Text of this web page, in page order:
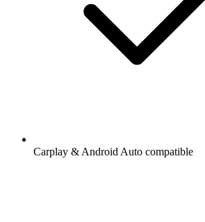
Carplay & Android Auto compatible